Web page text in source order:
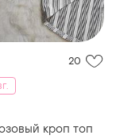
20
кроп топ